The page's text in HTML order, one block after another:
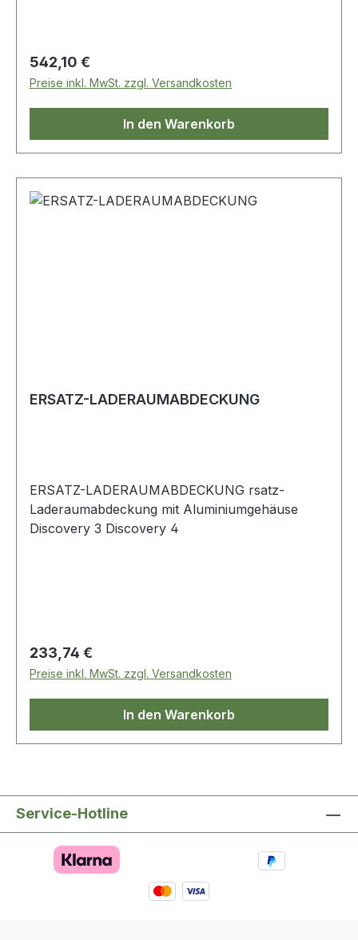
Regulärer Preis:
542,10 €
Preise inkl. MwSt. zzgl. Versandkosten
In den Warenkorb
ERSATZ-LADERAUMABDECKUNG
ERSATZ-LADERAUMABDECKUNG rsatz-
Laderaumabdeckung mit Aluminiumgehäuse
Discovery 3 Discovery 4
Regulärer Preis:
233,74 €
Preise inkl. MwSt. zzgl. Versandkosten
In den Warenkorb
Service-Hotline